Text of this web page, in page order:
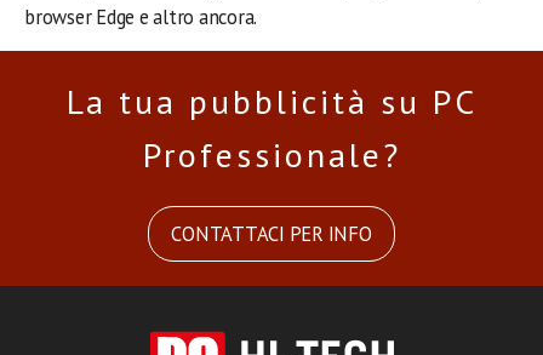
browser Edge e altro ancora.
La tua pubblicità su PC
Professionale?
CONTATTACI PER INFO